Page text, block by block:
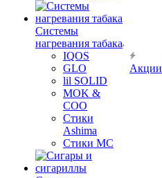
Системы
нагревания табака
IQOS
GLO
lil SOLID
MOK &
COO
Стики
Ashima
Стики MC
Акции